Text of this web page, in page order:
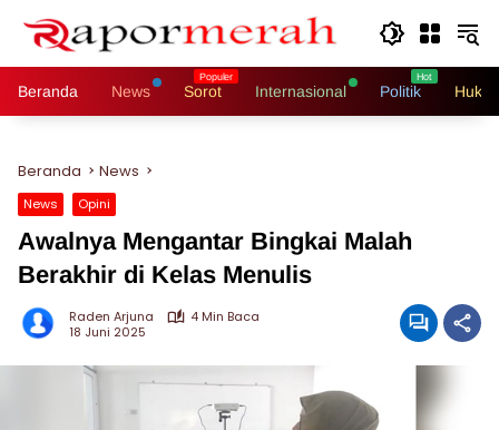
Beranda News Sorot Internasional Politik
Beranda News
News Opini
Awalnya Mengantar Bingkai Malah
Berakhir di Kelas Menulis
Raden Arjuna
4 Min Baca
18 Juni 2025